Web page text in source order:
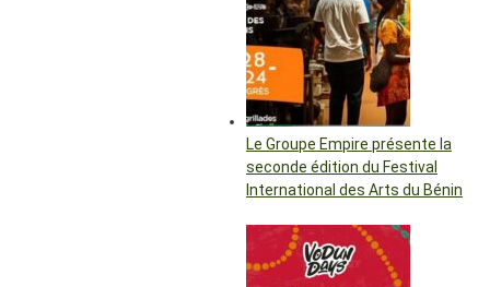
Le Groupe Empire présente la
seconde édition du Festival
International des Arts du Bénin